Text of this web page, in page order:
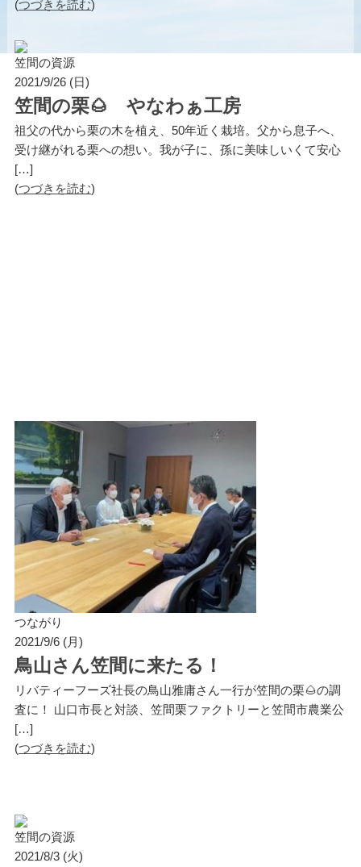
(つづきを読む)
笠間の資源
2021/9/26 (日)
笠間の栗🌰 やなわぁ工房
祖父の代から栗の木を植え、50年近く栽培。父から息子へ、
受け継がれる栗への想い。我が子に、孫に美味しいくて安心
[…]
(つづきを読む)
つながり
2021/9/6 (月)
鳥山さん笠間に来たる！
リバティーフーズ社長の鳥山雅庸さん一行が笠間の栗🌰の調
査に！ 山口市長と対談、笠間栗ファクトリーと笠間市農業公
[…]
(つづきを読む)
笠間の資源
2021/8/3 (火)